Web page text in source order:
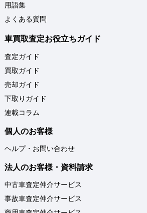
用語集
よくある質問
車買取査定お役立ちガイド
査定ガイド
買取ガイド
売却ガイド
下取りガイド
連載コラム
個人のお客様
ヘルプ・お問い合わせ
法人のお客様・資料請求
中古車査定仲介サービス
事故車査定仲介サービス